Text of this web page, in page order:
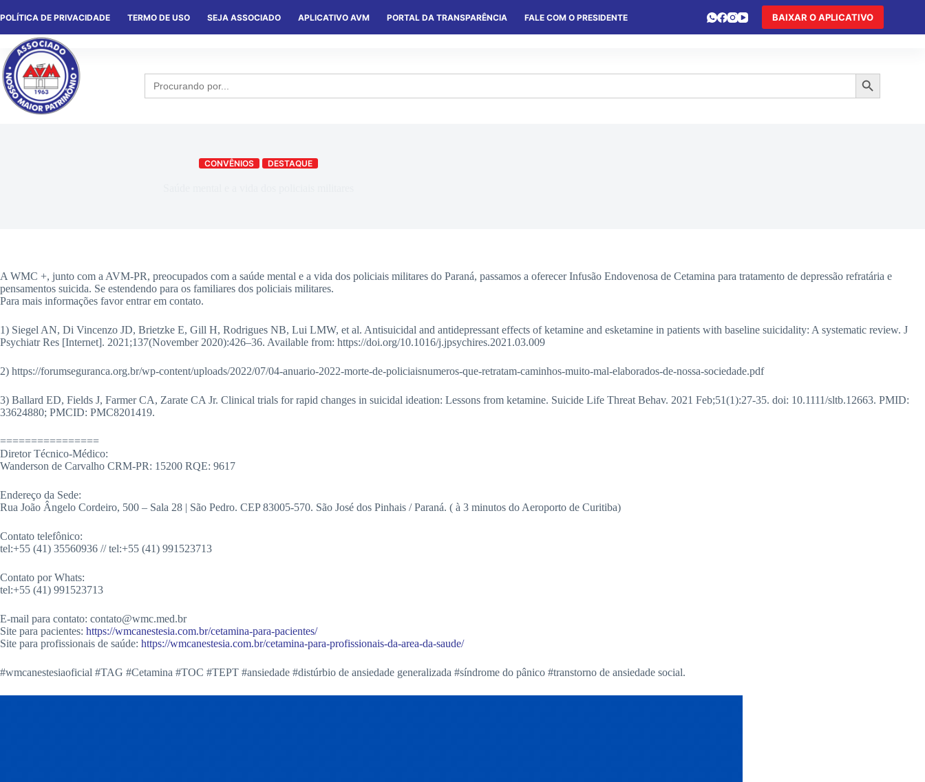
POLÍTICA DE PRIVACIDADE TERMO DE USO SEJA ASSOCIADO APLICATIVO AVM PORTAL DA TRANSPARÊNCIA FALE COM O PRESIDENTE BAIXAR O APLICATIVO
Search
for: Search Button
CONVÊNIOS DESTAQUE
A WMC +, junto com a AVM-PR, preocupados com a saúde mental e a vida dos policiais militares do Paraná, passamos a oferecer Infusão Endovenosa de Cetamina para tratamento de depressão refratária e
pensamentos suicida. Se estendendo para os familiares dos policiais militares.
Para mais informações favor entrar em contato.
1) Siegel AN, Di Vincenzo JD, Brietzke E, Gill H, Rodrigues NB, Lui LMW, et al. Antisuicidal and antidepressant effects of ketamine and esketamine in patients with baseline suicidality: A systematic review. J
Psychiatr Res [Internet]. 2021;137(November 2020):426–36. Available from: https://doi.org/10.1016/j.jpsychires.2021.03.009
2) https://forumseguranca.org.br/wp-content/uploads/2022/07/04-anuario-2022-morte-de-policiaisnumeros-que-retratam-caminhos-muito-mal-elaborados-de-nossa-sociedade.pdf
3) Ballard ED, Fields J, Farmer CA, Zarate CA Jr. Clinical trials for rapid changes in suicidal ideation: Lessons from ketamine. Suicide Life Threat Behav. 2021 Feb;51(1):27-35. doi: 10.1111/sltb.12663. PMID:
33624880; PMCID: PMC8201419.
================
Diretor Técnico-Médico:
Wanderson de Carvalho CRM-PR: 15200 RQE: 9617
Endereço da Sede:
Rua João Ângelo Cordeiro, 500 – Sala 28 | São Pedro. CEP 83005-570. São José dos Pinhais / Paraná. ( à 3 minutos do Aeroporto de Curitiba)
Contato telefônico:
tel:+55 (41) 35560936 // tel:+55 (41) 991523713
Contato por Whats:
tel:+55 (41) 991523713
E-mail para contato: contato@wmc.med.br
Site para pacientes: https://wmcanestesia.com.br/cetamina-para-pacientes/
Site para profissionais de saúde: https://wmcanestesia.com.br/cetamina-para-profissionais-da-area-da-saude/
#wmcanestesiaoficial #TAG #Cetamina #TOC #TEPT #ansiedade #distúrbio de ansiedade generalizada #síndrome do pânico #transtorno de ansiedade social.